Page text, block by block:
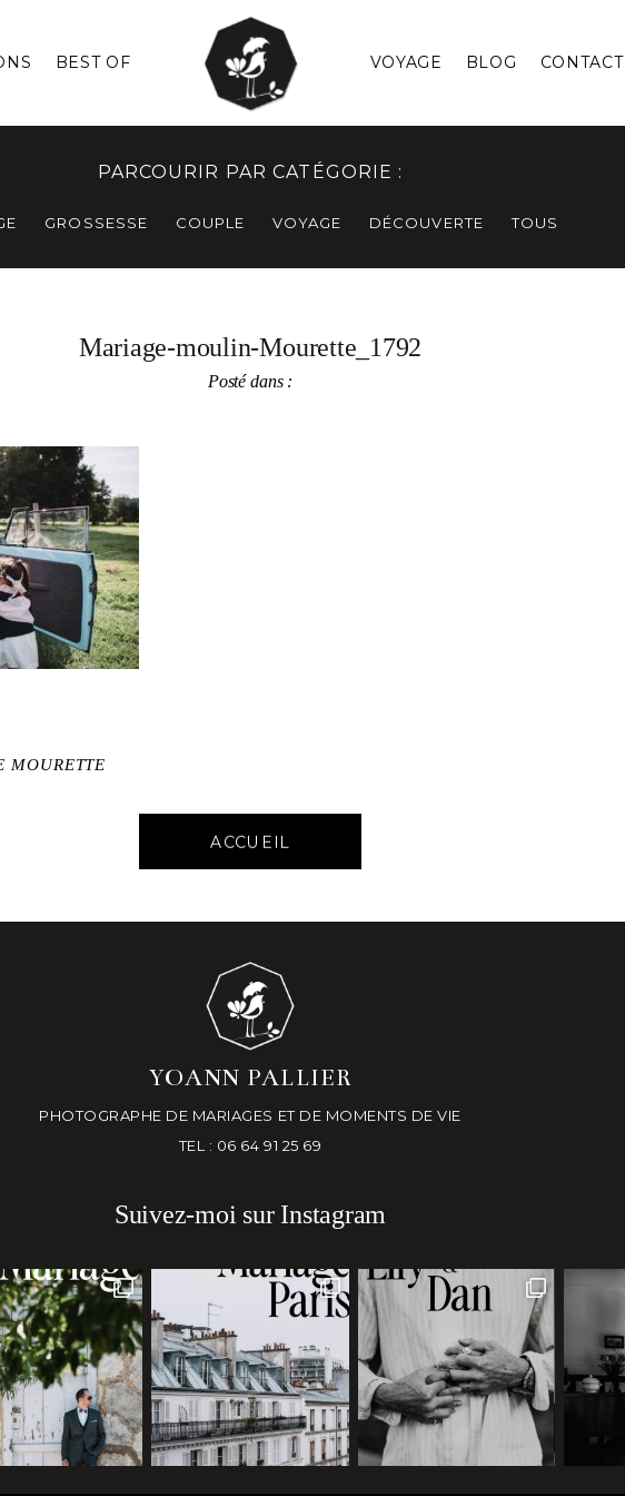
BEST OF VOYAGE BLOG CONTACT
PARCOURIR PAR CATÉGORIE :
GROSSESSE COUPLE VOYAGE DÉCOUVERTE TOUS
Mariage-moulin-Mourette_1792
Posté dans :
MOURETTE
ACCUEIL
YOANN PALLIER
PHOTOGRAPHE DE MARIAGES ET DE MOMENTS DE VIE
TEL : 06 64 91 25 69
Suivez-moi sur Instagram